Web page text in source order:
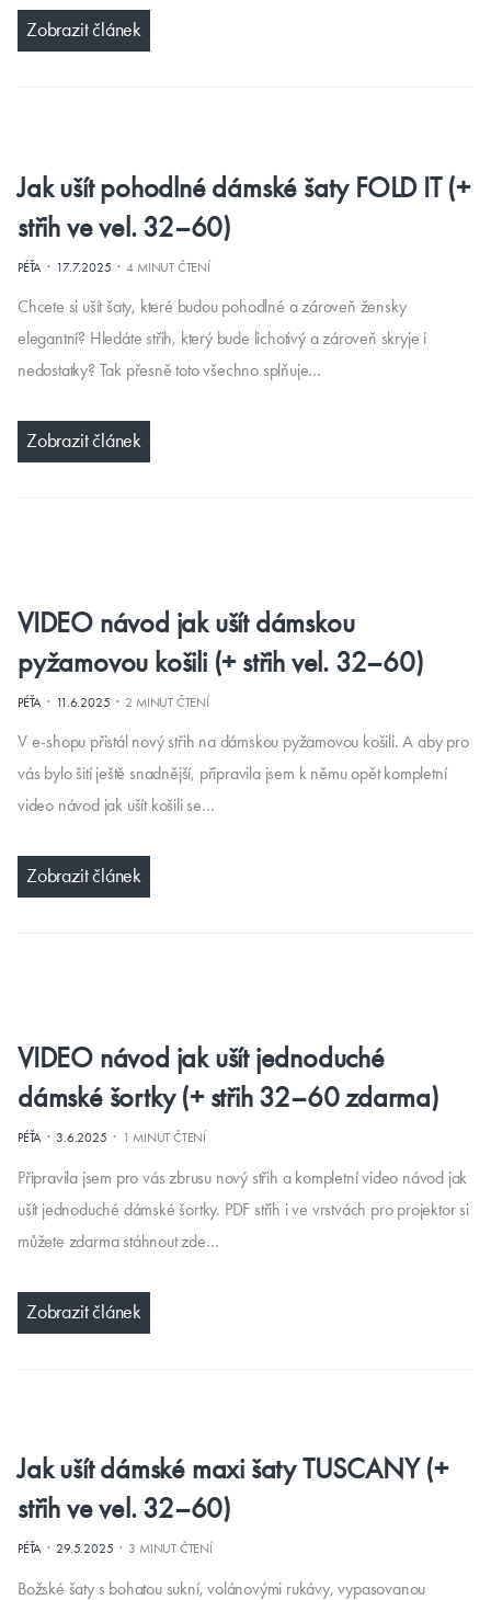
Zobrazit článek
Jak ušít pohodlné dámské šaty FOLD IT (+
střih ve vel. 32–60)
PÉŤA· 17.7.2025 ·4 MINUT ČTENÍ
Chcete si ušít šaty, které budou pohodlné a zároveň žensky
elegantní? Hledáte střih, který bude lichotivý a zároveň skryje i
nedostatky? Tak přesně toto všechno splňuje…
Zobrazit článek
VIDEO návod jak ušít dámskou
pyžamovou košili (+ střih vel. 32–60)
PÉŤA· 11.6.2025 · 2 MINUT ČTENÍ
V e-shopu přistál nový střih na dámskou pyžamovou košili. A aby pro
vás bylo šití ještě snadnější, připravila jsem k němu opět kompletní
video návod jak ušít košili se…
Zobrazit článek
VIDEO návod jak ušít jednoduché
dámské šortky (+ střih 32–60 zdarma)
PÉŤA·3.6.2025 · 1 MINUT ČTENÍ
Připravila jsem pro vás zbrusu nový střih a kompletní video návod jak
ušít jednoduché dámské šortky. PDF střih i ve vrstvách pro projektor si
můžete zdarma stáhnout zde…
Zobrazit článek
Jak ušít dámské maxi šaty TUSCANY (+
střih ve vel. 32–60)
PÉŤA· 29.5.2025 · 3 MINUT ČTENÍ
Božské šaty s bohatou sukní, volánovými rukávy, vypasovanou